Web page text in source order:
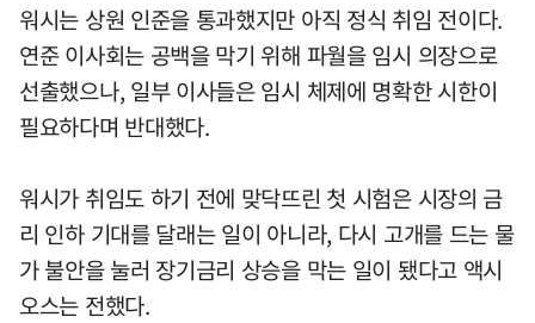
워시는 상원 인준을 통과했지만 아직 정식 취임 전이다.
연준 이사회는 공백을 막기 위해 파월을 임시 의장으로
선출했으나, 일부 이사들은 임시 체제에 명확한 시한이
필요하다며 반대했다.
워시가 취임도 하기 전에 맞닥뜨린 첫 시험은 시장의 금
리 인하 기대를 달래는 일이 아니라, 다시 고개를 드는 물
가 불안을 눌러 장기금리 상승을 막는 일이 됐다고 액시
오스는 전했다.